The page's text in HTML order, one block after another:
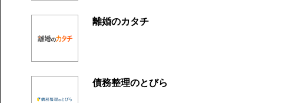
離婚のカタチ
債務整理のとびら